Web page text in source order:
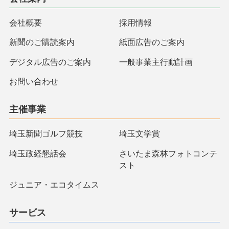
会社概要 採用情報
新聞のご購読案内 紙面広告のご案内
デジタル広告のご案内 一般事業主行動計画
お問い合わせ
主催事業
埼玉新聞ゴルフ競技 埼玉文学賞
埼玉政経懇話会
さいたま森林フォトコンテ
スト
ジュニア・エコタイムス
サービス